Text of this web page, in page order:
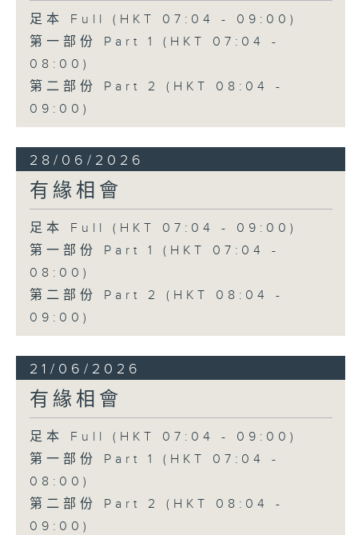
足本 Full (HKT 07:04 - 09:00)
第一部份 Part 1 (HKT 07:04 -
08:00)
第二部份 Part 2 (HKT 08:04 -
09:00)
28/06/2026
有緣相會
足本 Full (HKT 07:04 - 09:00)
第一部份 Part 1 (HKT 07:04 -
08:00)
第二部份 Part 2 (HKT 08:04 -
09:00)
21/06/2026
有緣相會
足本 Full (HKT 07:04 - 09:00)
第一部份 Part 1 (HKT 07:04 -
08:00)
第二部份 Part 2 (HKT 08:04 -
09:00)